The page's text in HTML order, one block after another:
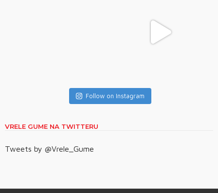
Follow on Instagram
VRELE GUME NA TWITTERU
Tweets by @Vrele_Gume